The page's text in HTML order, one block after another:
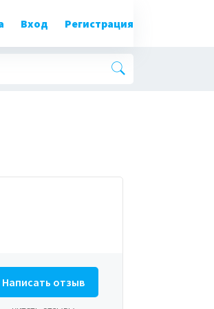
Вход Регистрация
Написать отзыв